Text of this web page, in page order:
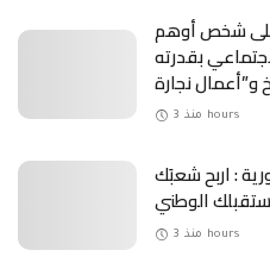
شخص أوهم
بقدرته
منذ 3 hours
: اربح شعبَك
الوطني
منذ 3 hours